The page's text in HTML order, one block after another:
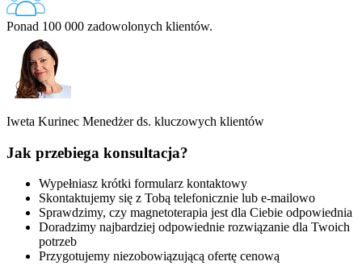
Ponad 100 000 zadowolonych klientów.
Iweta Kurinec Menedżer ds. kluczowych klientów
Jak przebiega konsultacja?
Wypełniasz krótki formularz kontaktowy
Skontaktujemy się z Tobą telefonicznie lub e-mailowo
Sprawdzimy, czy magnetoterapia jest dla Ciebie odpowiednia
Doradzimy najbardziej odpowiednie rozwiązanie dla Twoich
potrzeb
Przygotujemy niezobowiązującą ofertę cenową